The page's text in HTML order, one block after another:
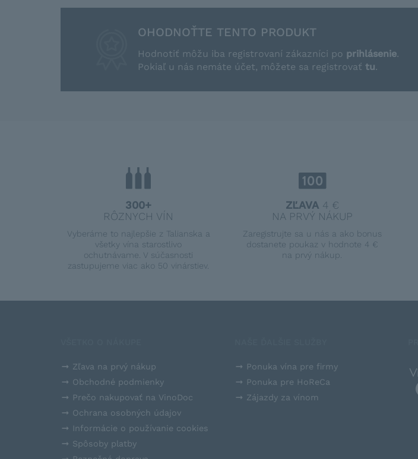
OHODNOŤTE TENTO PRODUKT
Hodnotiť môžu iba registrovaní zákazníci po prihlásenie.
Pokiaľ u nás nemáte účet, môžete sa registrovať tu.
300+
RÔZNYCH VÍN
Vyberáme to najlepšie z Talianska a
všetky vína starostlivo
ochutnávame. V súčasnosti
zastupujeme viac ako 50 vinárstiev.
ZĽAVA4 €
NA PRVÝ NÁKUP
Zaregistrujte sa u nás a ako bonus
dostanete poukaz v hodnote 4 €
na prvý nákup.
Zľava na prvý nákup
Obchodné podmienky
Prečo nakupovať na VinoDoc
Ochrana osobných údajov
Informácie o používanie cookies
Spôsoby platby
Ponuka vína pre firmy
Ponuka pre HoReCa
Zájazdy za vínom